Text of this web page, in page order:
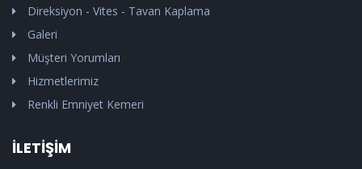
Direksiyon - Vites - Tavan Kaplama
Galeri
Müşteri Yorumları
Hizmetlerimiz
Renkli Emniyet Kemeri
İLETİŞİM